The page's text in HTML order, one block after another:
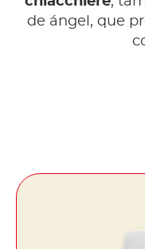
de ángel, que